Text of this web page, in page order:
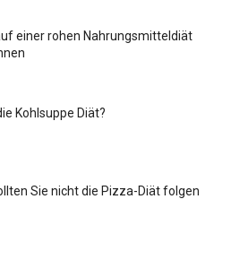
einer rohen Nahrungsmitteldiät
Kohlsuppe Diät?
Sie nicht die Pizza-Diät folgen